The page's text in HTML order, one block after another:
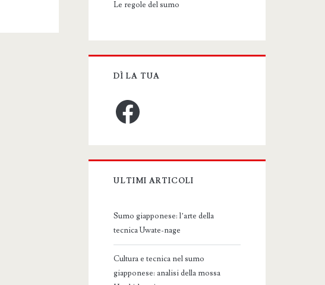
Le regole del sumo
DÌ LA TUA
Facebook
ULTIMI ARTICOLI
Sumo giapponese: l’arte della
tecnica Uwate-nage
Cultura e tecnica nel sumo
giapponese: analisi della mossa